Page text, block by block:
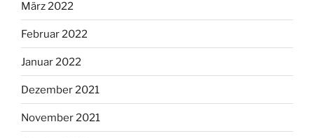
März 2022
Februar 2022
Januar 2022
Dezember 2021
November 2021